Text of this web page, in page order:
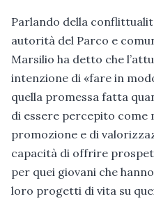
Parlando della
autorità del Parco e
Marsilio ha detto che
intenzione di «fare in
quella promessa fatta
di essere percepito come
promozione e di
capacità di offrire
per quei giovani che
loro progetti di vita su